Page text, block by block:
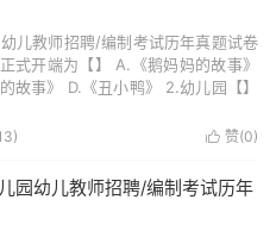
儿教师招聘/编制考试历年真题试卷
式开端为【】 A.《鹅妈妈的故事》
故事》 D.《丑小鸭》 2.幼儿园【】
 赞(0)
园幼儿教师招聘/编制考试历年